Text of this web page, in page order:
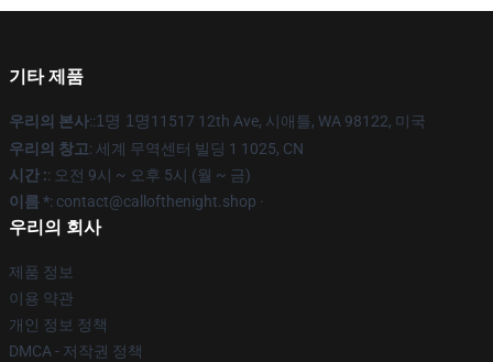
기타 제품
우리의 본사::1명 1명11517 12th Ave, 시애틀, WA 98122, 미국
우리의 창고: 세계 무역센터 빌딩 1 1025, CN
시간 :: 오전 9시 ~ 오후 5시 (월 ~ 금)
이름 *: contact@callofthenight.shop ·
우리의 회사
제품 정보
이용 약관
개인 정보 정책
DMCA - 저작권 정책